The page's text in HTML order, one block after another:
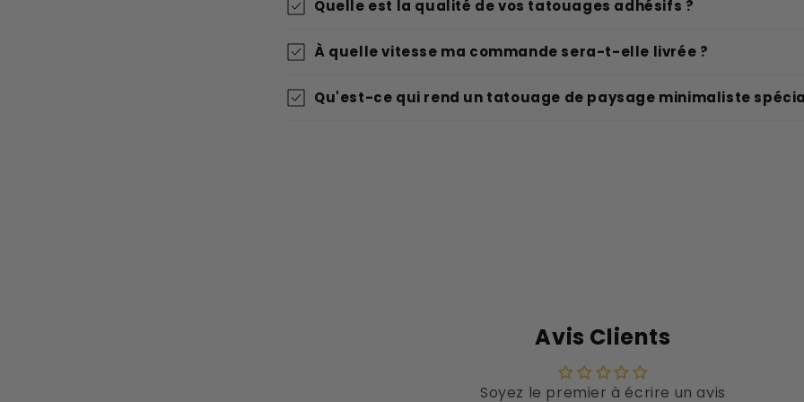
Quelle est la qualité de vos tatouages adhésifs ?
À quelle vitesse ma commande sera-t-elle livrée ?
Qu'est-ce qui rend un tatouage de paysage minimaliste
Avis Clients
Soyez le premier à écrire un avis